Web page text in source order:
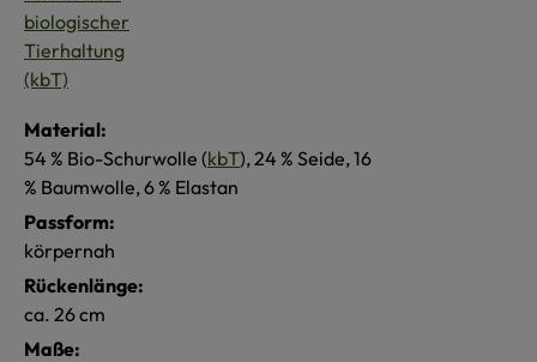
Material:
54 % Bio-Schurwolle (kbT), 24 % Seide, 16
% Baumwolle, 6 % Elastan
Passform:
körpernah
Rückenlänge:
ca. 26 cm
Maße: